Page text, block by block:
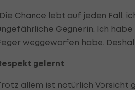
Chance lebt auf jeden Fall,
Gegnerin. Ich
weggeworfen habe.
gelernt
allem ist natürlich Vorsicht